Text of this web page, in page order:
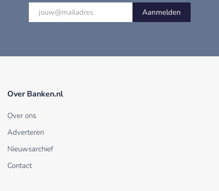
Aanmelden
Over Banken.nl
Over ons
Adverteren
Nieuwsarchief
Contact